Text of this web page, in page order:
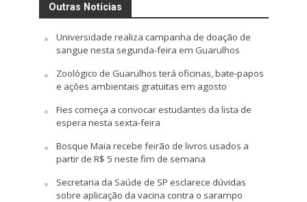
Outras Notícias
Universidade realiza campanha de doação de
sangue nesta segunda-feira em Guarulhos
Zoológico de Guarulhos terá oficinas, bate-papos
e ações ambientais gratuitas em agosto
Fies começa a convocar estudantes da lista de
espera nesta sexta-feira
Bosque Maia recebe feirão de livros usados a
partir de R$ 5 neste fim de semana
Secretaria da Saúde de SP esclarece dúvidas
sobre aplicação da vacina contra o sarampo